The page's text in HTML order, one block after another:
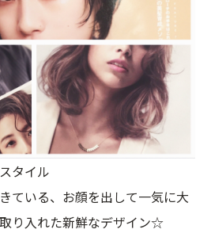
タイル
ている、お顔を出して一気に大
り入れた新鮮なデザイン☆